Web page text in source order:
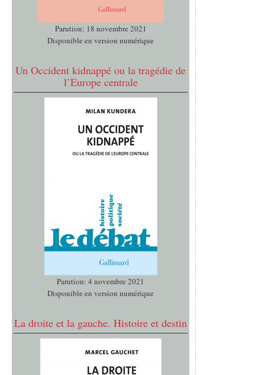
Parution: 18 novembre 2021
Disponible en version numérique
Un Occident kidnappé ou la tragédie de
l’Europe centrale
Parution: 4 novembre 2021
Disponible en version numérique
La droite et la gauche. Histoire et destin